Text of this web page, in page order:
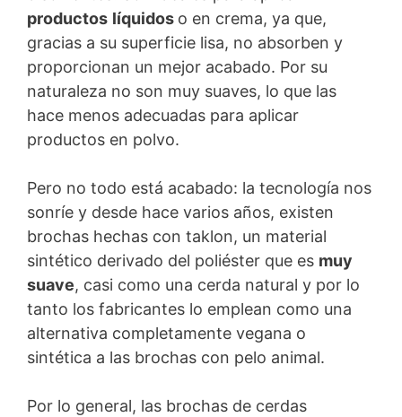
productos líquidos o en crema, ya que,
gracias a su superficie lisa, no absorben y
proporcionan un mejor acabado. Por su
naturaleza no son muy suaves, lo que las
hace menos adecuadas para aplicar
productos en polvo.
Pero no todo está acabado: la tecnología nos
sonríe y desde hace varios años, existen
brochas hechas con taklon, un material
sintético derivado del poliéster que es muy
suave, casi como una cerda natural y por lo
tanto los fabricantes lo emplean como una
alternativa completamente vegana o
sintética a las brochas con pelo animal.
Por lo general, las brochas de cerdas